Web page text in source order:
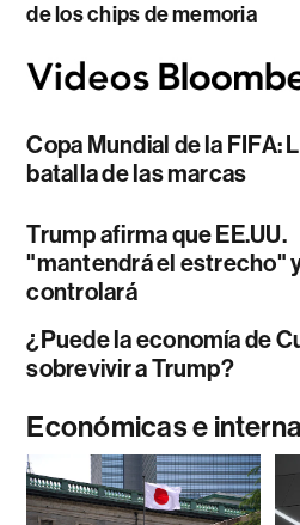
de los chips de memoria
Copa Mundial de la FIFA:
batalla de las marcas
Trump afirma que EE.UU.
"mantendrá el estrecho"
controlará
¿Puede la economía de
sobrevivir a Trump?
Económicas e